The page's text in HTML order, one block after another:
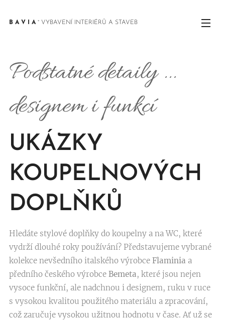
B A V I A ° VYBAVENÍ INTERIÉRŮ A STAVEB
Podstatné detaily ...
designem i funkcí
UKÁZKY
KOUPELNOVÝCH
DOPLŇKŮ
Hledáte stylové doplňky do koupelny a na WC, které
vydrží dlouhé roky používání? Představujeme vybrané
kolekce nevšedního italského výrobce Flaminia a
předního českého výrobce Bemeta, které jsou nejen
vysoce funkční, ale nadchnou i designem, ruku v ruce
s vysokou kvalitou použitého materiálu a zpracování,
což zaručuje vysokou užitnou hodnotu v čase. Ať už se